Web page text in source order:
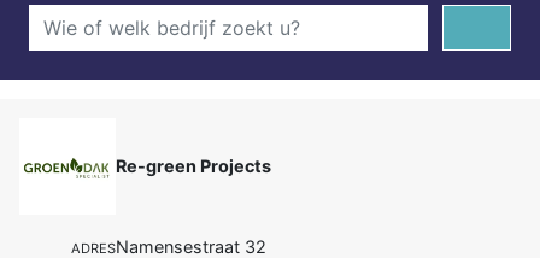
Re-green Projects
ADRESNamensestraat 32